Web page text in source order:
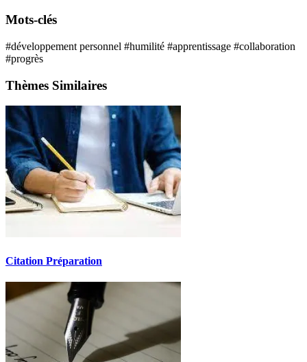
Mots-clés
#développement personnel #humilité #apprentissage #collaboration
#progrès
Thèmes Similaires
Citation Préparation